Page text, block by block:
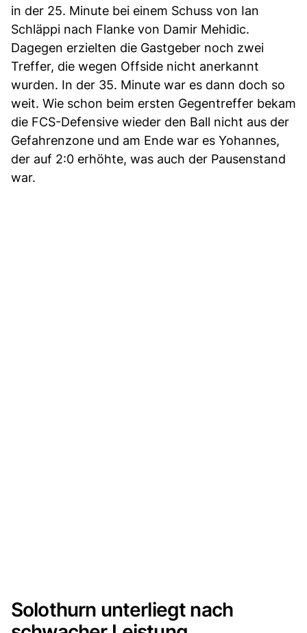
in der 25. Minute bei einem Schuss von Ian
Schläppi nach Flanke von Damir Mehidic.
Dagegen erzielten die Gastgeber noch zwei
Treffer, die wegen Offside nicht anerkannt
wurden. In der 35. Minute war es dann doch so
weit. Wie schon beim ersten Gegentreffer bekam
die FCS-Defensive wieder den Ball nicht aus der
Gefahrenzone und am Ende war es Yohannes,
der auf 2:0 erhöhte, was auch der Pausenstand
war.
Solothurn unterliegt nach